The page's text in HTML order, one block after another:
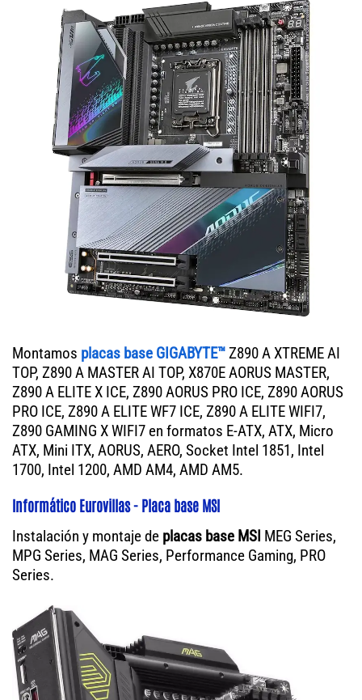
Montamos placas base GIGABYTE™Z890 A XTREME AI
TOP, Z890 A MASTER AI TOP, X870E AORUS MASTER,
Z890 A ELITE X ICE, Z890 AORUS PRO ICE, Z890 AORUS
PRO ICE, Z890 A ELITE WF7 ICE, Z890 A ELITE WIFI7,
Z890 GAMING X WIFI7 en formatos E-ATX, ATX, Micro
ATX, Mini ITX, AORUS, AERO, Socket Intel 1851, Intel
1700, Intel 1200, AMD AM4, AMD AM5.
Informático Eurovillas - Placa base MSI
Instalación y montaje de placas base MSI MEG Series,
MPG Series, MAG Series, Performance Gaming, PRO
Series.